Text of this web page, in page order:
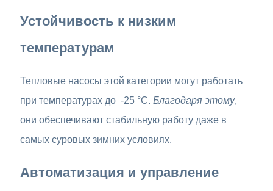
Устойчивость к низким
температурам
Тепловые насосы этой категории могут работать
при температурах до -25 °C. Благодаря этому,
они обеспечивают стабильную работу даже в
самых суровых зимних условиях.
Автоматизация и управление